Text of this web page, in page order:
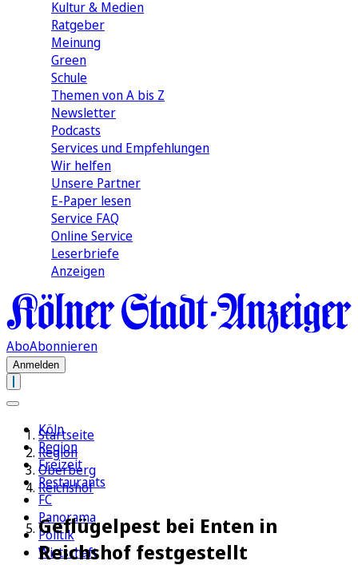
Kultur & Medien
Ratgeber
Meinung
Green
Schule
Themen von A bis Z
Newsletter
Podcasts
Services und Empfehlungen
Wir helfen
Unsere Partner
E-Paper lesen
Service FAQ
Online Service
Leserbriefe
Anzeigen
AboAbonnieren
Anmelden
Köln
Region
Freizeit
Restaurants
FC
Panorama
Politik
Wirtschaft
Startseite
Region
Oberberg
Reichshof
Geflügelpest bei Enten in
Reichshof festgestellt